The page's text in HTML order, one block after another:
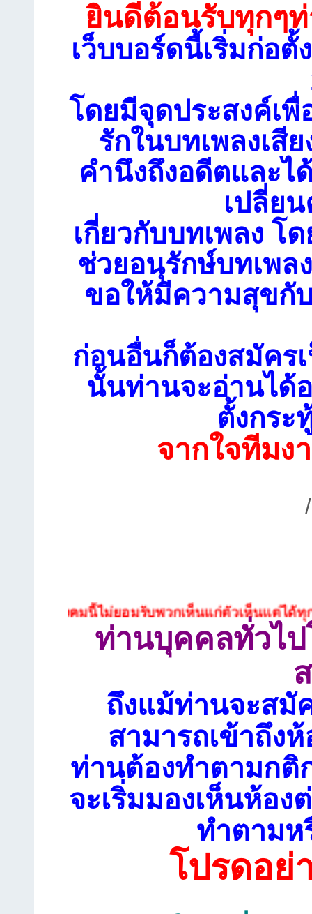
ยินดีต้อนรับทุกๆท่
เว็บบอร์ดนี้เริ่มก่อ
โดยมีจุดประสงค์เ
รักในบทเพลงเสี
คำนึงถึงอดีตและไ
เปลี่ย
เกี่ยวกับบทเพลง โ
ช่วยอนุรักษ์บทเพล
ขอให้มีความสุขกั
ก่อนอื่นก็ต้องสมัคร
นั้นท่านจะอ่านได้
ตั้งกระ
จากใจทีมง
สังคมนี้ไม่ยอมรับพวกเห็นแก่ตัวเห็นแต่ได้ทุกประเภ
ท่านบุคคลทั่วไ
ถึงแม้ท่านจะสมั
สามารถเข้าถึง
ท่านต้องทำตามกติ
จะเริ่มมองเห็นห้อ
ทำตามห
โปรดอย่